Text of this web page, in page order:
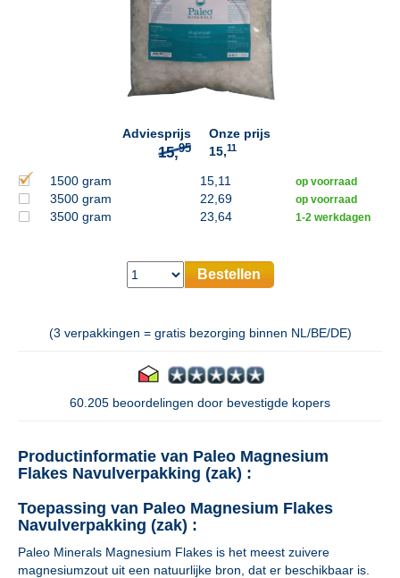
Adviesprijs
15, 95
Onze prijs
15,11
1500 gram 15,11 op voorraad
3500 gram 22,69 op voorraad
3500 gram 23,64 1-2 werkdagen
Bestellen
(3 verpakkingen = gratis bezorging binnen NL/BE/DE)
60.205 beoordelingen door bevestigde kopers
Productinformatie van Paleo Magnesium
Flakes Navulverpakking (zak) :
Toepassing van Paleo Magnesium Flakes
Navulverpakking (zak) :
Paleo Minerals Magnesium Flakes is het meest zuivere
magnesiumzout uit een natuurlijke bron, dat er beschikbaar is.